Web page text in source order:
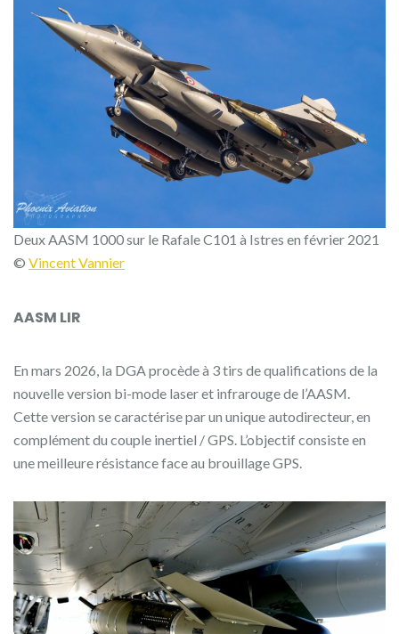
Deux AASM 1000 sur le Rafale C101 à Istres en février 2021
© Vincent Vannier
AASM LIR
En mars 2026, la DGA procède à 3 tirs de qualifications de la
nouvelle version bi-mode laser et infrarouge de l’AASM.
Cette version se caractérise par un unique autodirecteur, en
complément du couple inertiel / GPS. L’objectif consiste en
une meilleure résistance face au brouillage GPS.